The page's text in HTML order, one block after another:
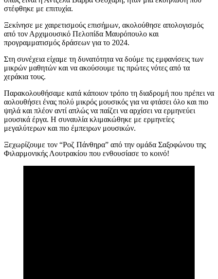
στέφθηκε με επιτυχία.
Ξεκίνησε με χαιρετισμούς επισήμων, ακολούθησε απολογισμός
από τον Αρχιμουσικό Πελοπίδα Μαυρόπουλο και
προγραμματισμός δράσεων για το 2024.
Στη συνέχεια είχαμε τη δυνατότητα να δούμε τις εμφανίσεις των
μικρών μαθητών και να ακούσουμε τις πρώτες νότες από τα
χεράκια τους.
Παρακολουθήσαμε κατά κάποιον τρόπο τη διαδρομή που πρέπει να
αολουθήσει ένας πολύ μικρός μουσικός για να φτάσει όλο και πιο
ψηλά και πλέον αντί απλώς να παίζει να αρχίσει να ερμηνεύει
μουσικά έργα. Η συναυλία κλιμακώθηκε με ερμηνείες
μεγαλύτερων και πιο έμπειρων μουσικών.
Ξεχωρίζουμε τον “Ροζ Πάνθηρα” από την ομάδα Σαξοφώνου της
Φιλαρμονικής Λουτρακίου που ενθουσίασε το κοινό!